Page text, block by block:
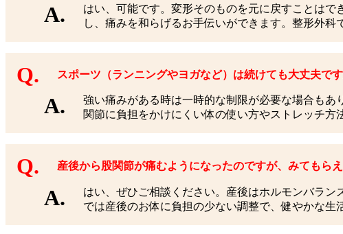
はい、可能です。変形そのものを元に戻すことは
し、痛みを和らげるお手伝いができます。整形外科
スポーツ（ランニングやヨガなど）は続けても大丈夫で
強い痛みがある時は一時的な制限が必要な場合も
関節に負担をかけにくい体の使い方やストレッチ方
産後から股関節が痛むようになったのですが、みてもら
はい、ぜひご相談ください。産後はホルモンバラ
では産後のお体に負担の少ない調整で、健やかな生